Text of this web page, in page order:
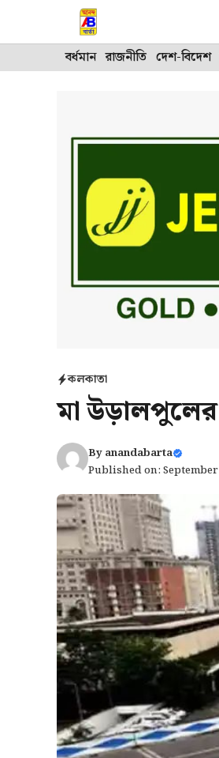
বর্ধমান রাজনীতি দেশ-বিদেশ
কলকাতা
মা
Byanandabarta
Published on: September